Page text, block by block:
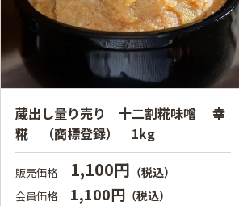
蔵出し量り売り 十二割糀味噌 幸
糀 （商標登録） 1kg
販売価格 1,100円 （税込）
会員価格 1,100円 （税込）